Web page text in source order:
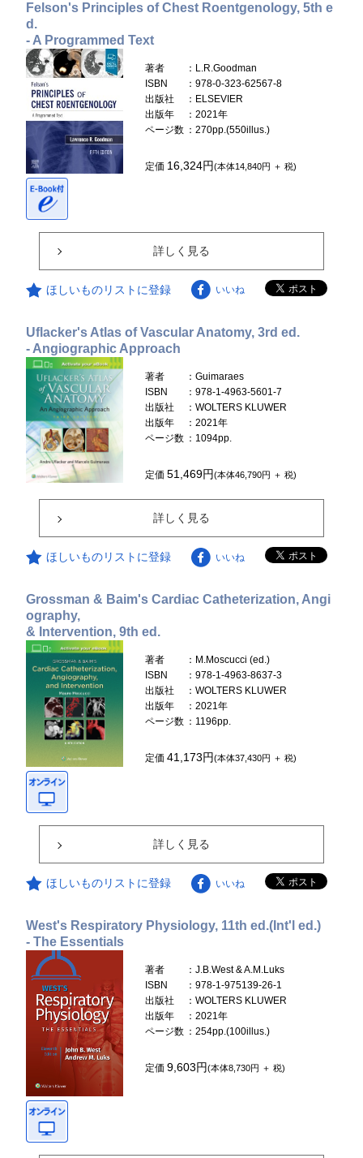
Felson's Principles of Chest Roentgenology, 5th e
d.
- A Programmed Text
著者
：L.R.Goodman
ISBN
：978-0-323-62567-8
出版社
：ELSEVIER
出版年
：2021年
ページ数 ：270pp.(550illus.)
定価 16,324円(本体14,840円 ＋ 税)
詳しく見る
ほしいものリストに登録 いいね
Uflacker's Atlas of Vascular Anatomy, 3rd ed.
- Angiographic Approach
著者
：Guimaraes
ISBN
：978-1-4963-5601-7
出版社
：WOLTERS KLUWER
出版年
：2021年
ページ数 ：1094pp.
定価51,469円(本体46,790円 ＋ 税)
詳しく見る
ほしいものリストに登録 いいね
Grossman & Baim's Cardiac Catheterization, Angi
ography,
& Intervention, 9th ed.
著者
：M.Moscucci (ed.)
ISBN
：978-1-4963-8637-3
出版社
：WOLTERS KLUWER
出版年
：2021年
ページ数 ：1196pp.
定価41,173円(本体37,430円 ＋ 税)
詳しく見る
ほしいものリストに登録 いいね
West's Respiratory Physiology, 11th ed.(Int'l ed.)
- The Essentials
著者
：J.B.West & A.M.Luks
ISBN
：978-1-975139-26-1
出版社
：WOLTERS KLUWER
出版年
：2021年
ページ数 ：254pp.(100illus.)
定価9,603円(本体8,730円 ＋ 税)